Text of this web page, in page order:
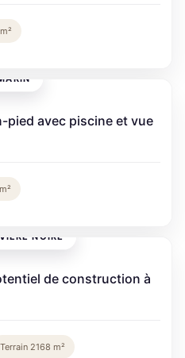
pied avec piscine et vue
NOIRE
de construction à
Terrain 2168 m²